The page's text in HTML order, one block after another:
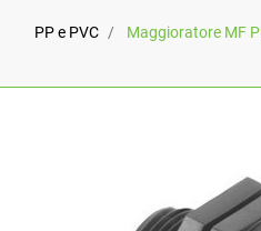
PP e PVC Maggioratore MF